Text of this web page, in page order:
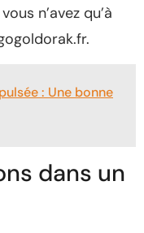
n’avez qu’à
: Une bonne
dans un